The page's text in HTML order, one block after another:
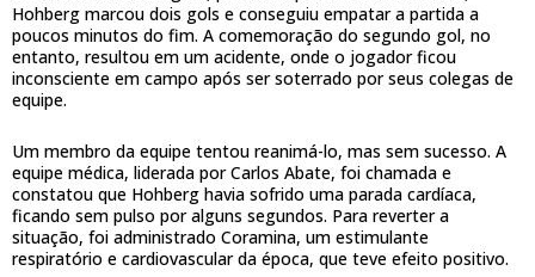
Hohberg marcou dois gols e conseguiu empatar a partida a
poucos minutos do fim. A comemoração do segundo gol, no
entanto, resultou em um acidente, onde o jogador ficou
inconsciente em campo após ser soterrado por seus colegas de
equipe.
Um membro da equipe tentou reanimá-lo, mas sem sucesso. A
equipe médica, liderada por Carlos Abate, foi chamada e
constatou que Hohberg havia sofrido uma parada cardíaca,
ficando sem pulso por alguns segundos. Para reverter a
situação, foi administrado Coramina, um estimulante
respiratório e cardiovascular da época, que teve efeito positivo.